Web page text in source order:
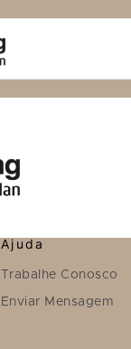
Ajuda
Trabalhe Conosco
Enviar Mensagem